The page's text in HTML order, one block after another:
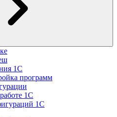
1С
программ
1С
1С